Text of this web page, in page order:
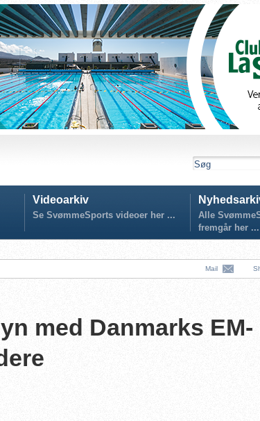
Videoarkiv
Se SvømmeSports videoer her ...
Alle
fremgår her ...
Mail
med Danmarks EM-